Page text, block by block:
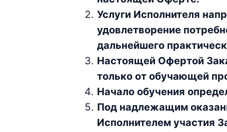
Услуги Исполнителя
удовлетворение
дальнейшего
Настоящей Офертой
только от обучающей
Начало обучения
Под надлежащим
Исполнителем участия